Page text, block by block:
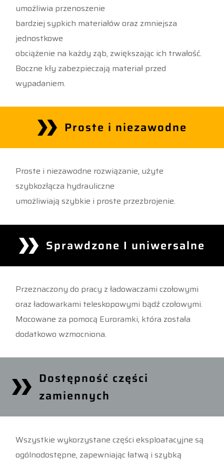
umożliwia przenoszenie
bardziej sypkich materiałów oraz zmniejsza
jednostkowe
obciążenie na każdy ząb, zwiększając ich trwałość.
Boczne kły zabezpieczają materiał przed
wypadaniem.
Proste i niezawodne rozwiązanie, użyte
szybkozłącza hydrauliczne
umożliwiają szybkie i proste przezbrojenie.
Proste i niezawodne
Sprawdzone I uniwersalne
Przeznaczony do pracy z ładowaczami czołowymi
oraz ładowarkami teleskopowymi bądź czołowymi.
Mocowane za pomocą Euroramki, która została
dodatkowo wzmocniona.
Wszystkie wykorzystane części eksploatacyjne są
ogólnodostępne, zapewniając łatwą i szybką
Dostępność części
zamiennych